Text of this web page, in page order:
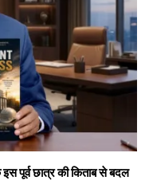
पूर्व छात्र की किताब से बदल